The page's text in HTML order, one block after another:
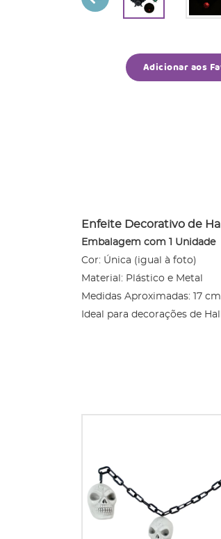
Adicionar aos
Enfeite Decorativo de
Embalagem com 1 Unidade
Cor: Única (igual à foto)
Material: Plástico e Metal
Medidas Aproximadas: 17
Ideal para decorações de